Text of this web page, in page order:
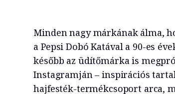
Minden nagy márkának álma,
a Pepsi Dobó Katával a 90-es
később az üdítőmárka is
Instagramján – inspirációs
hajfesték-termékcsoport arca,